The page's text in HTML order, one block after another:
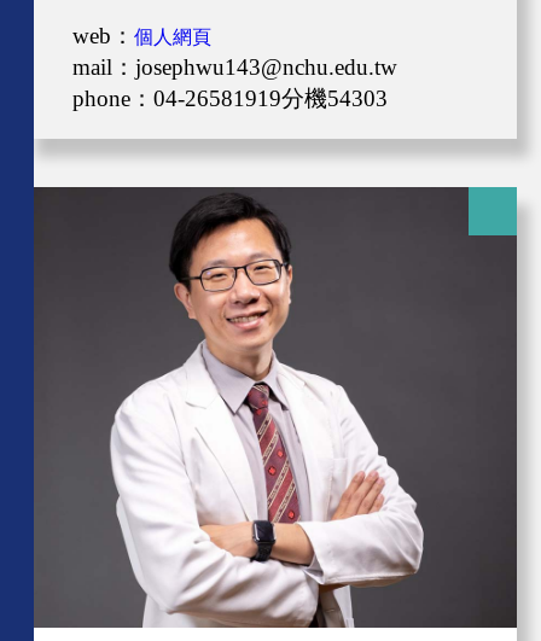
web： 個人網頁
mail：josephwu143@nchu.edu.tw
phone：04-26581919分機54303